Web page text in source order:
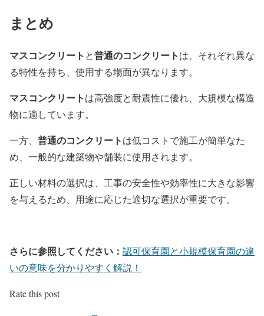
まとめ
マスコンクリート と普通のコンクリートは、それぞれ異な
る特性を持ち、使用する場面が異なります。
マスコンクリートは高強度と耐震性に優れ、大規模な構造
物に適しています。
一方、 普通のコンクリートは低コストで施工が簡単なた
め、一般的な建築物や舗装に使用されます。
正しい材料の選択は、工事の安全性や効率性に大きな影響
を与えるため、用途に応じた適切な選択が重要です。
さらに参照してください： 認可保育園と小規模保育園の違
いの意味を分かりやすく解説！
Rate this post